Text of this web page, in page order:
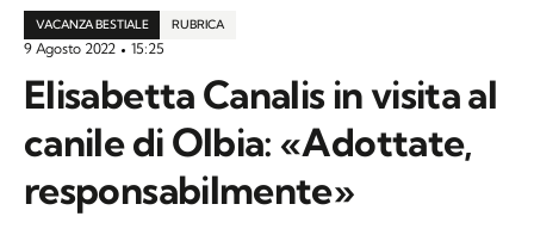
VACANZA BESTIALE RUBRICA
9 Agosto 2022 15:25
Elisabetta Canalis in visita al
canile di Olbia: «Adottate,
responsabilmente»